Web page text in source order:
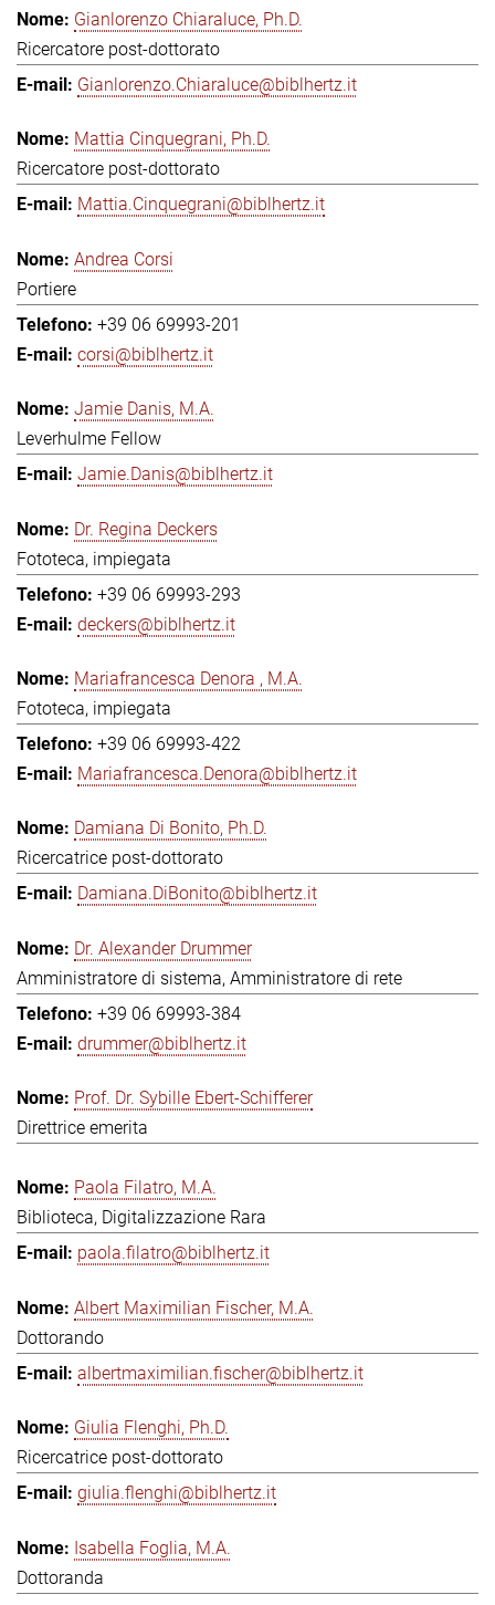
Gianlorenzo Chiaraluce, Ph.D.
Ricercatore post-dottorato
Gianlorenzo.Chiaraluce@biblhertz.it
Mattia Cinquegrani, Ph.D.
Ricercatore post-dottorato
Mattia.Cinquegrani@biblhertz.it
Andrea Corsi
Portiere
+39 06 69993-201
corsi@biblhertz.it
Jamie Danis, M.A.
Leverhulme Fellow
Jamie.Danis@biblhertz.it
Dr. Regina Deckers
Fototeca, impiegata
+39 06 69993-293
deckers@biblhertz.it
Mariafrancesca Denora , M.A.
Fototeca, impiegata
+39 06 69993-422
Mariafrancesca.Denora@biblhertz.it
Damiana Di Bonito, Ph.D.
Ricercatrice post-dottorato
Damiana.DiBonito@biblhertz.it
Dr. Alexander Drummer
Amministratore di sistema, Amministratore di rete
+39 06 69993-384
drummer@biblhertz.it
Prof. Dr. Sybille Ebert-Schifferer
Direttrice emerita
Paola Filatro, M.A.
Biblioteca, Digitalizzazione Rara
paola.filatro@biblhertz.it
Albert Maximilian Fischer, M.A.
Dottorando
albertmaximilian.fischer@biblhertz.it
Giulia Flenghi, Ph.D.
Ricercatrice post-dottorato
giulia.flenghi@biblhertz.it
Isabella Foglia, M.A.
Dottoranda